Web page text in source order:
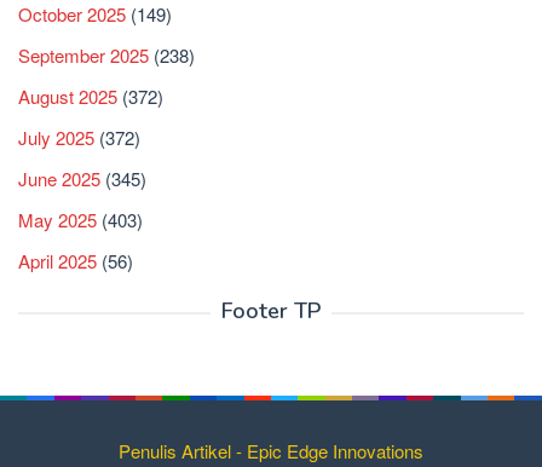
October 2025 (149)
September 2025 (238)
August 2025 (372)
July 2025 (372)
June 2025 (345)
May 2025 (403)
April 2025 (56)
Footer TP
Penulis Artikel - Epic Edge Innovations